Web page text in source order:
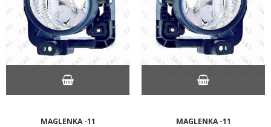
MAGLENKA -11 MAGLENKA -11